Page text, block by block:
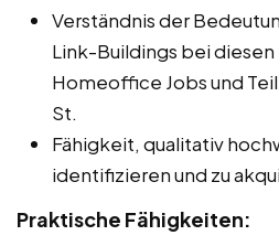
Verständnis der
Link-Buildings bei diesen
Homeoffice Jobs und
St.
Fähigkeit, qualitativ
identifizieren und zu
Praktische Fähigkeiten: